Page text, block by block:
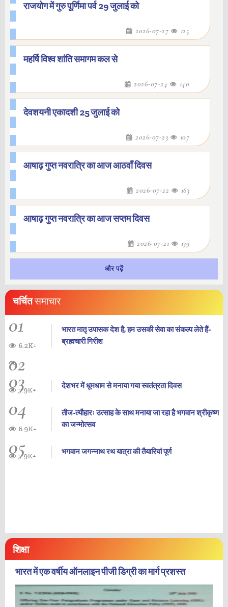
राजयोग में गुरु पूर्णिमा पर्व 29 जुलाई को
2026-07-27 125
महर्षि विश्व शांति समागम कल से
2026-07-24 140
देवशयनी एकादशी 25 जुलाई को
2026-07-23 107
आषाढ़ गुप्त नवरात्रि का आज आठवाँ दिवस
2026-07-22 163
आषाढ़ गुप्त नवरात्रि का आज सप्तम दिवस
2026-07-21 139
और पढ़ें
चर्चितसमाचार
01
भारत मातृ उपासक देश है, हम उसकी सेवा का संकल्प लेते हैं-
ब्रह्मचारी गिरीश
6.2K+
02
03 देशभर में धूमधाम से मनाया गया स्वतंत्रता दिवस
7.9K+
04
तीज-त्यौहारः उत्साह के साथ मनाया जा रहा है भगवान श्रीकृष्ण
का जन्‍मोत्‍सव
6.9K+
05 भगवान जगन्नाथ रथ यात्रा की तैयारियां पूर्ण
7.9K+
शिक्षा
भारत में एक वर्षीय ऑनलाइन पीजी डिग्री का मार्ग प्रशस्त